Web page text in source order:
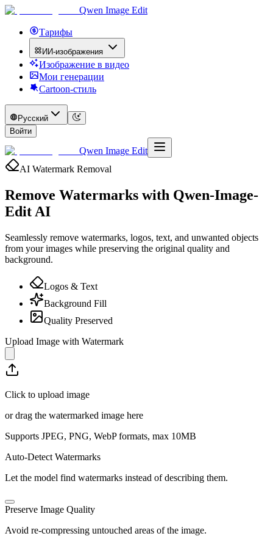
Qwen Image Edit
Тарифы
ИИ-изображения
Изображение в видео
Мои генерации
Cartoon-стиль
Русский
Войти
Qwen Image Edit
AI Watermark Removal
Remove Watermarks with Qwen-Image-
Edit AI
Seamlessly remove watermarks, logos, text, and unwanted objects
from your images while preserving the original quality and
background.
Logos & Text
Background Fill
Quality Preserved
Upload Image with Watermark
Click to upload image
or drag the watermarked image here
Supports JPEG, PNG, WebP formats, max 10MB
Auto-Detect Watermarks
Let the model find watermarks instead of describing them.
Preserve Image Quality
Avoid re-compressing untouched areas of the image.